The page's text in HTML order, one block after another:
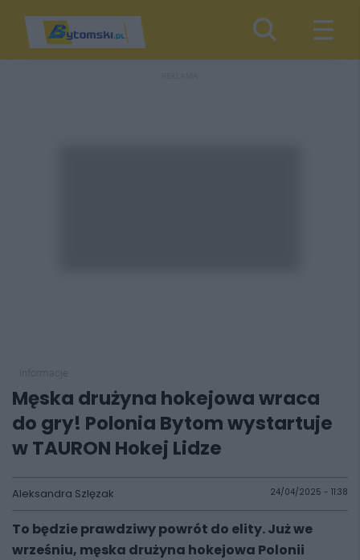
Męska drużyna hokejowa wraca
do gry! Polonia Bytom wystartuje
w TAURON Hokej Lidze
Aleksandra Szlęzak 24/04/2025 - 11:38
To będzie prawdziwy powrót do elity. Już we
wrześniu, męska drużyna hokejowa Polonii